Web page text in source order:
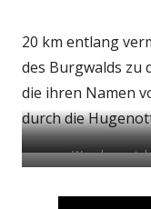
20 km entlang
des Burgwalds zu
die ihren Namen
durch die
Wanderportal